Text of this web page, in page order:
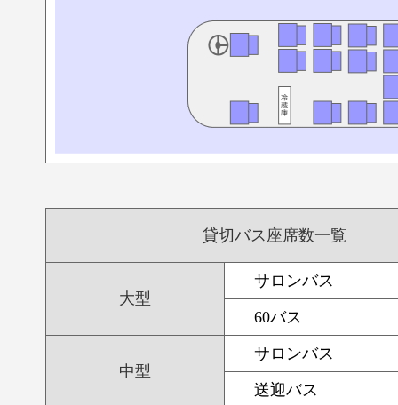
貸切バス座席数一覧
大型
サロンバス
60バス
中型
サロンバス
送迎バス